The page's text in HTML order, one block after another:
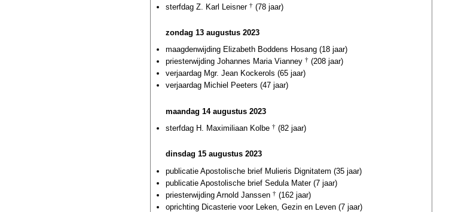
sterfdag Z. Karl Leisner † (78 jaar)
zondag 13 augustus 2023
maagdenwijding Elizabeth Boddens Hosang (18 jaar)
priesterwijding Johannes Maria Vianney † (208 jaar)
verjaardag Mgr. Jean Kockerols (65 jaar)
verjaardag Michiel Peeters (47 jaar)
maandag 14 augustus 2023
sterfdag H. Maximiliaan Kolbe † (82 jaar)
dinsdag 15 augustus 2023
publicatie Apostolische brief Mulieris Dignitatem (35 jaar)
publicatie Apostolische brief Sedula Mater (7 jaar)
priesterwijding Arnold Janssen † (162 jaar)
oprichting Dicasterie voor Leken, Gezin en Leven (7 jaar)